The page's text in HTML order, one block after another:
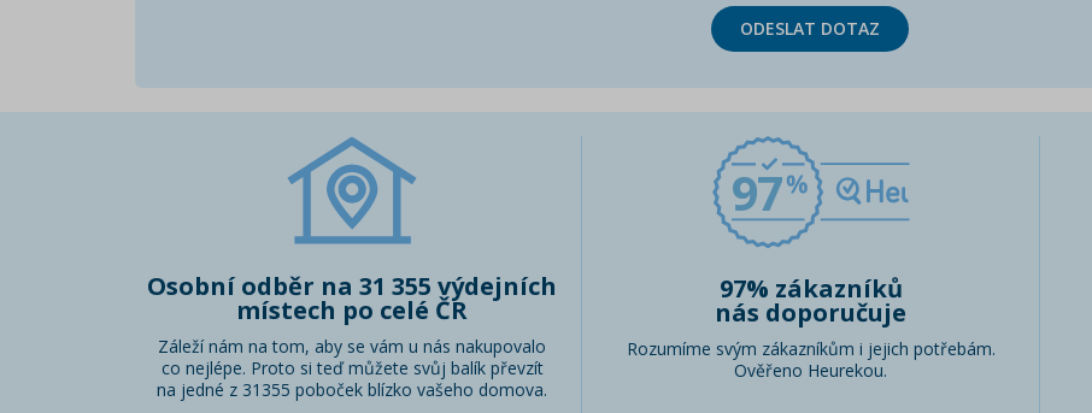
ODESLAT DOTAZ
Osobní odběr na 31 355 výdejních
místech po celé ČR
Záleží nám na tom, aby se vám u nás nakupovalo
co nejlépe. Proto si teď můžete svůj balík převzít
na jedné z 31355 poboček blízko vašeho domova.
97
97% zákazníků
nás doporučuje
Rozumíme svým zákazníkům i jejich potřebám.
Ověřeno Heurekou.